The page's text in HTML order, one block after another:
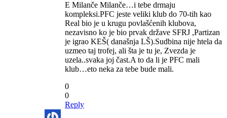
E Milanče Milanče…i tebe drmaju
kompleksi.PFC jeste veliki klub do 70-tih kao
Real bio je u krugu povlašćenih klubova,
nezavisno ko je bio prvak države SFRJ ,Partizan
je igrao KEŠ( današnja LŠ).Sudbina nije htela da
uzmeo taj trofej, ali šta je tu je, Zvezda je
uzela..svaka joj čast.A to da li je PFC mali
klub…eto neka za tebe bude mali.
0
0
Reply